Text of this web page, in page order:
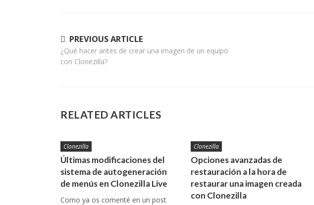
Navegación
de
PREVIOUS ARTICLE
¿Qué hacer antes de crear una imagen de un equipo
con Clonezilla?
RELATED ARTICLES
Clonezilla
Últimas modificaciones del
sistema de autogeneración
de menús en Clonezilla Live
Como ya os comenté en un post
Clonezilla
Opciones avanzadas de
restauración a la hora de
restaurar una imagen creada
con Clonezilla